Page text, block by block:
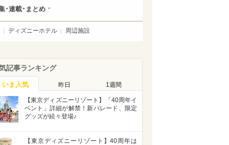
･連載･まとめ
ディズニーホテル 周辺施設
記事ランキング
いま人気 昨日 1週間
【東京ディズニーリゾート】「40周年イ
ベント」詳細が解禁！新パレード、限定
グッズが続々登場♪
【東京ディズニーリゾート】40周年は